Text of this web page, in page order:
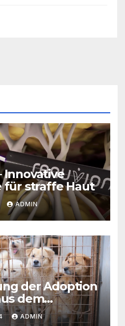
Innovative
für straffe Haut
ADMIN
der Adoption
dem
ADMIN